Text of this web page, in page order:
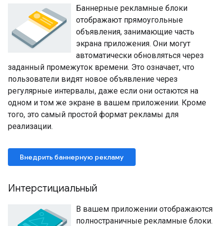
Баннерные рекламные блоки
отображают прямоугольные
объявления, занимающие часть
экрана приложения. Они могут
автоматически обновляться через
заданный промежуток времени. Это означает, что
пользователи видят новое объявление через
регулярные интервалы, даже если они остаются на
одном и том же экране в вашем приложении. Кроме
того, это самый простой формат рекламы для
реализации.
Внедрить баннерную рекламу
Интерстициальный
В вашем приложении отображаются
полностраничные рекламные блоки.